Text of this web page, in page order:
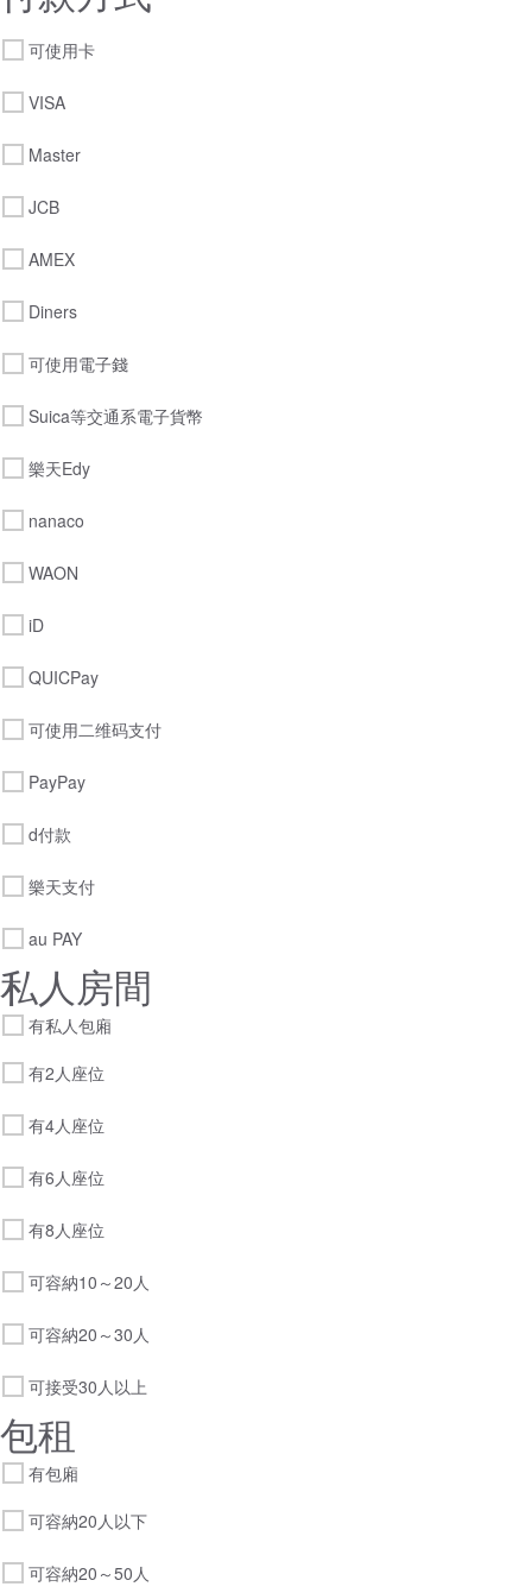
可使用卡
VISA
Master
JCB
AMEX
Diners
可使用電子錢
Suica等交通系電子貨幣
樂天Edy
nanaco
WAON
iD
QUICPay
可使用二维码支付
PayPay
d付款
樂天支付
au PAY
私人房間
有私人包廂
有2人座位
有4人座位
有6人座位
有8人座位
可容納10～20人
可容納20～30人
可接受30人以上
包租
有包廂
可容納20人以下
可容納20～50人